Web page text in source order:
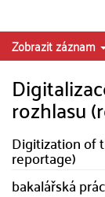
Zobrazit záznam
rozhlasu
Digitization of
reportage)
bakalářská